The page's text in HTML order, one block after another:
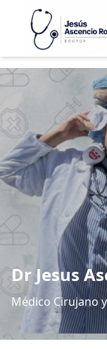
Dr Jesus
Médico Cirujano